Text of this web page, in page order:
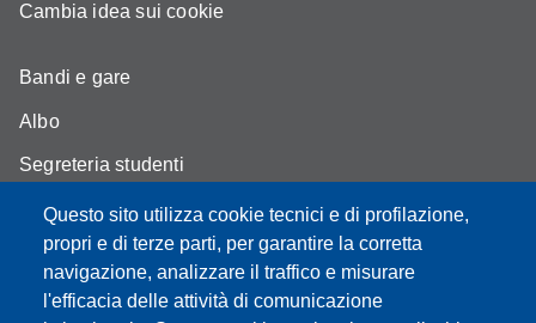
Questo sito utilizza cookie tecnici e di profilazione,
propri e di terze parti, per garantire la corretta
navigazione, analizzare il traffico e misurare
l'efficacia delle attività di comunicazione
Cambia idea sui cookie
Bandi e gare
Albo
Segreteria studenti
Come trovarci
Assicurazione qualità